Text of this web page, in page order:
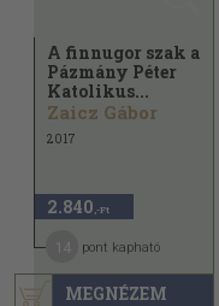
MEGNÉZEM
A finnugor szak a
Pázmány Péter
Katolikus...
Zaicz Gábor
2017
2.840 ,-Ft
pont kapható